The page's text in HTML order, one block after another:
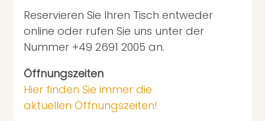
Reservieren Sie Ihren Tisch entweder
online oder rufen Sie uns unter der
Nummer +49 2691 2005 an.
Öffnungszeiten
Hier finden Sie immer die
aktuellen Öffnungszeiten!